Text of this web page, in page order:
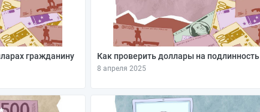
гражданину
Как проверить доллары на подлинность
8 апреля 2025